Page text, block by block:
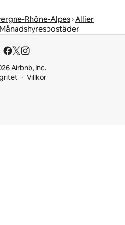
Rhône-Alpes Allier
Månadshyresbostäder
Airbnb, Inc.
Villkor